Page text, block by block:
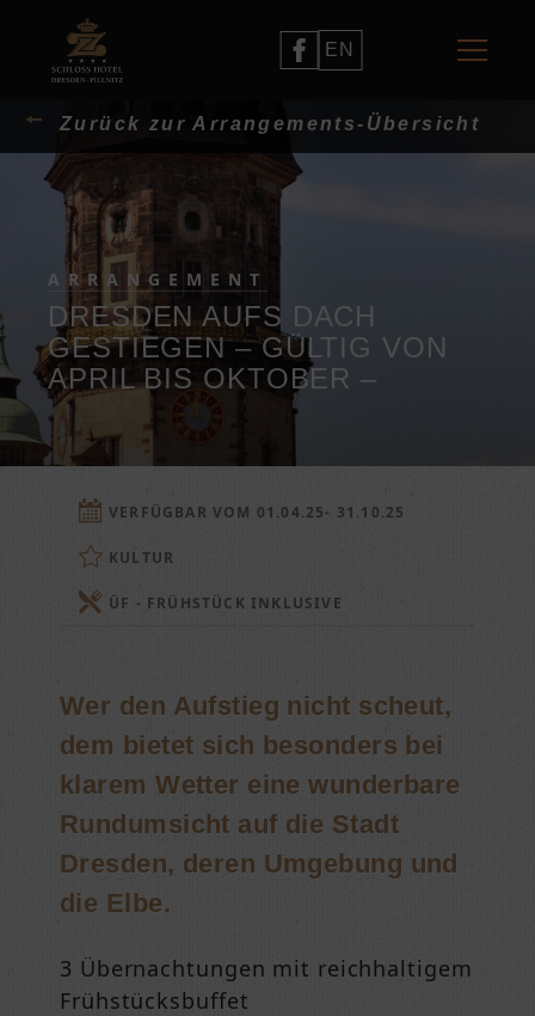
EN
Zurück zur Arrangements-Übersicht
ARRANGEMENT
DRESDEN AUFS DACH
GESTIEGEN – GÜLTIG VON
APRIL BIS OKTOBER –
VERFÜGBAR VOM 01.04.25- 31.10.25
KULTUR
ÜF - FRÜHSTÜCK INKLUSIVE
Wer den Aufstieg nicht scheut,
dem bietet sich besonders bei
klarem Wetter eine wunderbare
Rundumsicht auf die Stadt
Dresden, deren Umgebung und
die Elbe.
3 Übernachtungen mit reichhaltigem
Frühstücksbuffet